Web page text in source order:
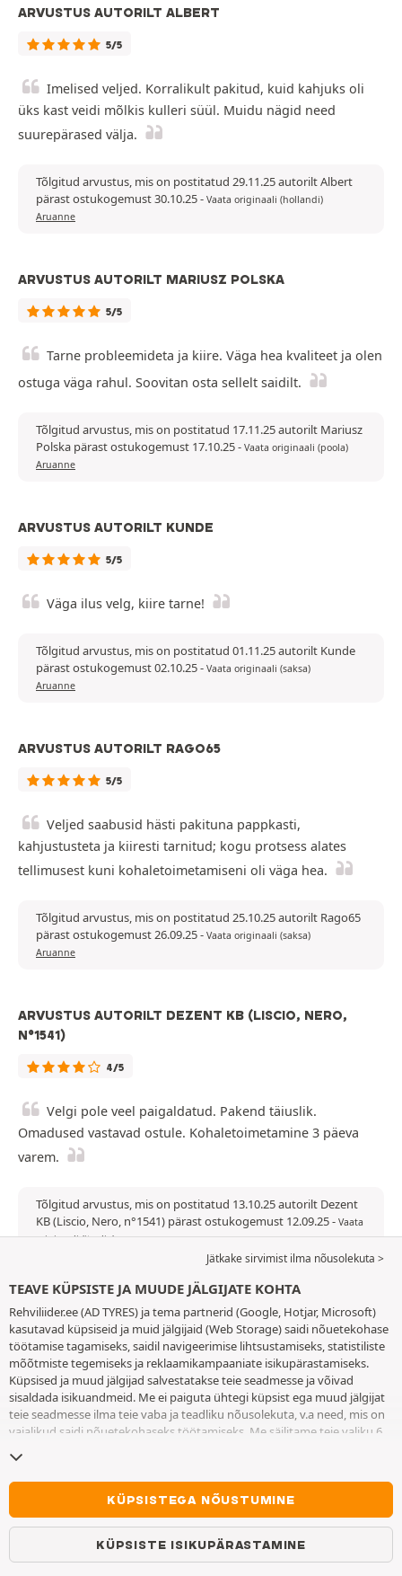
ARVUSTUS AUTORILT ALBERT
5/5
Imelised veljed. Korralikult pakitud, kuid kahjuks oli
üks kast veidi mõlkis kulleri süül. Muidu nägid need
suurepärased välja.
Tõlgitud arvustus, mis on postitatud 29.11.25 autorilt Albert
pärast ostukogemust 30.10.25- Vaata originaali (hollandi)
Aruanne
ARVUSTUS AUTORILT MARIUSZ POLSKA
5/5
Tarne probleemideta ja kiire. Väga hea kvaliteet ja olen
ostuga väga rahul. Soovitan osta sellelt saidilt.
Tõlgitud arvustus, mis on postitatud 17.11.25 autorilt Mariusz
Polska pärast ostukogemust 17.10.25- Vaata originaali (poola)
Aruanne
ARVUSTUS AUTORILT KUNDE
5/5
Väga ilus velg, kiire tarne!
Tõlgitud arvustus, mis on postitatud 01.11.25 autorilt Kunde
pärast ostukogemust 02.10.25- Vaata originaali (saksa)
Aruanne
ARVUSTUS AUTORILT RAGO65
5/5
Veljed saabusid hästi pakituna pappkasti,
kahjustusteta ja kiiresti tarnitud; kogu protsess alates
tellimusest kuni kohaletoimetamiseni oli väga hea.
Tõlgitud arvustus, mis on postitatud 25.10.25 autorilt Rago65
pärast ostukogemust 26.09.25- Vaata originaali (saksa)
Aruanne
ARVUSTUS AUTORILT DEZENT KB (LISCIO, NERO,
N°1541)
4/5
Velgi pole veel paigaldatud. Pakend täiuslik.
Omadused vastavad ostule. Kohaletoimetamine 3 päeva
varem.
Tõlgitud arvustus, mis on postitatud 13.10.25 autorilt Dezent
KB (Liscio, Nero, n°1541) pärast ostukogemust 12.09.25- Vaata
originaali (itaalia)
ARVUSTUS AUTORILT MACIEJ A
4/5
Kõik õigeaegselt, kiiresti, hea teave ja suhtlus.
ARVUSTUS AUTORILT MARIAN
Jätkake sirvimist ilma nõusolekuta >
TEAVE KÜPSISTE JA MUUDE JÄLGIJATE KOHTA
Rehviliider.ee (AD TYRES) ja tema partnerid (Google, Hotjar, Microsoft)
kasutavad küpsiseid ja muid jälgijaid (Web Storage) saidi nõuetekohase
töötamise tagamiseks, saidil navigeerimise lihtsustamiseks, statistiliste
mõõtmiste tegemiseks ja reklaamikampaaniate isikupärastamiseks.
Küpsised ja muud jälgijad salvestatakse teie seadmesse ja võivad
sisaldada isikuandmeid. Me ei paiguta ühtegi küpsist ega muud jälgijat
teie seadmesse ilma teie vaba ja teadliku nõusolekuta, v.a need, mis on
vajalikud saidi nõuetekohaseks töötamiseks. Me säilitame teie valiku 6
muude jälgijate lehele
nõusolekut küpsiste ja muude jälgijate teie seadmesse paigutamiseks.
Keeldumine ei takista juurdepääsu teenustele AD TYRES. Lisateabe
saamiseks vaadakeküpsiste ja muude jälgijate lehte.
KÜPSISTEGA NÕUSTUMINE
KÜPSISTE ISIKUPÄRASTAMINE